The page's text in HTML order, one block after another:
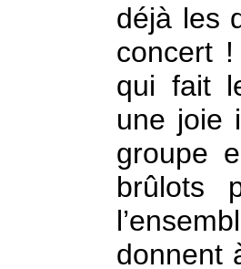
déjà les
concert
qui fait
une joie
groupe
brûlots
donnent